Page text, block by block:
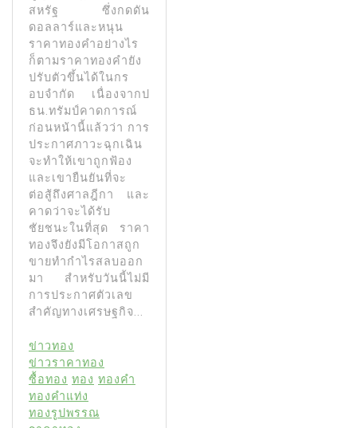
สหรัฐ ซึ่งกดดัน
ดอลลาร์และหนุน
ราคาทองคำอย่างไร
ก็ตามราคาทองคํายัง
ปรับตัวขึ้นได้ในกร
อบจํากัด เนื่องจากป
ธน.ทรัมป์คาดการณ์
ก่อนหน้านี้แล้วว่า การ
ประกาศภาวะฉุกเฉิน
จะทําให้เขาถูกฟ้อง
และเขายืนยันที่จะ
ต่อสู้ถึงศาลฎีกา และ
คาดว่าจะได้รับ
ชัยชนะในที่สุด ราคา
ทองจึงยังมีโอกาสถูก
ขายทํากําไรสลบออก
มา สําหรับวันนี้ไม่มี
การประกาศตัวเลข
สำคัญทางเศรษฐกิจ...
ข่าวทอง
ข่าวราคาทอง
ซื้อทอง ทอง ทองคำ
ทองคำแท่ง
ทองรูปพรรณ